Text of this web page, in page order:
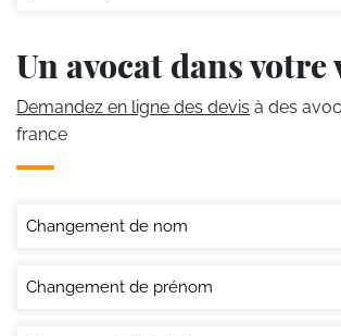
Un avocat dans votre
Demandez en ligne des devis à des
france
Changement de nom
Changement de prénom